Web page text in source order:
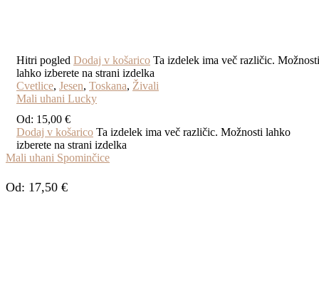
Hitri pogled Dodaj v košarico Ta izdelek ima več različic. Možnosti
lahko izberete na strani izdelka
Cvetlice, Jesen, Toskana, Živali
Mali uhani Lucky
Od: 15,00 €
Dodaj v košarico Ta izdelek ima več različic. Možnosti lahko
izberete na strani izdelka
Mali uhani Spominčice
Od: 17,50 €